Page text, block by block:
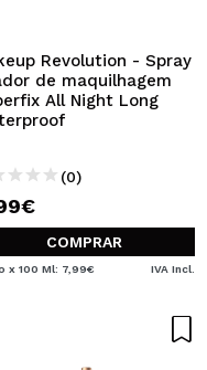
pode fazer as suas
das suas
anteriores.
Revolution - Spray
de maquilhagem
All Night Long
(0)
COMPRAR
x 100 Ml: 7,99€ IVA Incl.